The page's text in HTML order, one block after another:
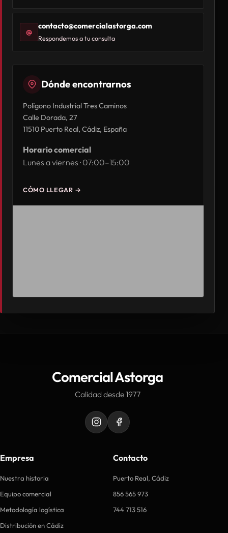
@
contacto@comercialastorga.com
Respondemos a tu consulta
Dónde encontrarnos
Polígono Industrial Tres Caminos
Calle Dorada, 27
11510 Puerto Real, Cádiz, España
Horario comercial
Lunes a viernes · 07:00–15:00
CÓMO LLEGAR →
Comercial Astorga
Calidad desde 1977
Empresa
Nuestra historia
Equipo comercial
Metodología logística
Distribución en Cádiz
Contacto
Puerto Real, Cádiz
856 565 973
744 713 516